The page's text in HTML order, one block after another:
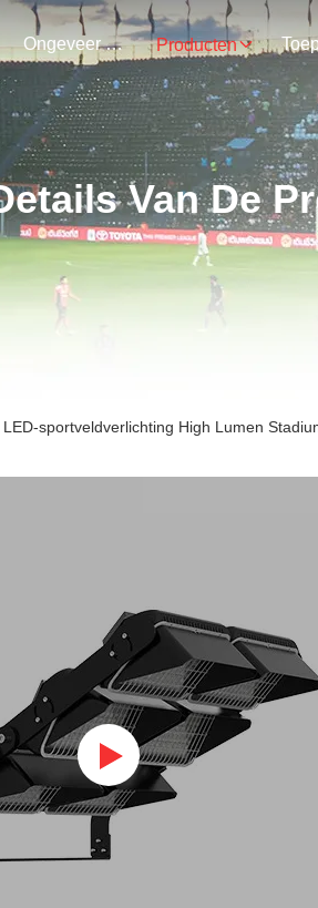
Ongeveer Ons Producten
Van De
sportveldverlichting High Lumen